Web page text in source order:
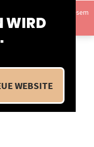
WIRD
WEBSITE
im Betriebsurlaub. In diesem
Ausblenden